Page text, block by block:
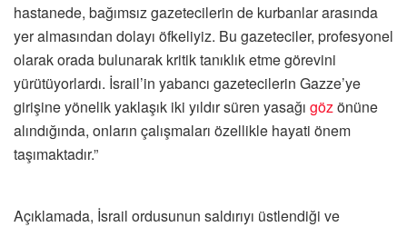
hastanede, bağımsız gazetecilerin de kurbanlar arasında
yer almasından dolayı öfkeliyiz. Bu gazeteciler, profesyonel
olarak orada bulunarak kritik tanıklık etme görevini
yürütüyorlardı. İsrail’in yabancı gazetecilerin Gazze’ye
girişine yönelik yaklaşık iki yıldır süren yasağı gözönüne
alındığında, onların çalışmaları özellikle hayati önem
taşımaktadır.”
Açıklamada, İsrail ordusunun saldırıyı üstlendiği ve